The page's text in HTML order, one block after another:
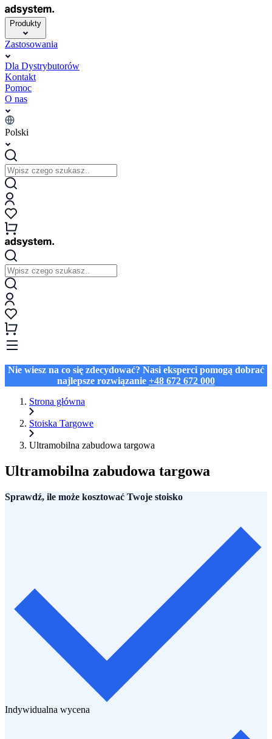
Produkty
Zastosowania
Dla Dystrybutorów
Kontakt
Pomoc
O nas
Polski
Nie wiesz na co się zdecydować? Nasi eksperci pomogą dobrać
najlepsze rozwiązanie +48 672 672 000
Strona główna
Stoiska Targowe
Ultramobilna zabudowa targowa
Ultramobilna zabudowa targowa
Sprawdź, ile może kosztować Twoje stoisko
Indywidualna wycena